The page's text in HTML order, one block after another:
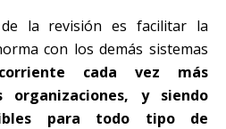
la revisión es facilitar la
con los demás sistemas
corriente cada vez más
organizaciones, y siendo
para todo tipo de